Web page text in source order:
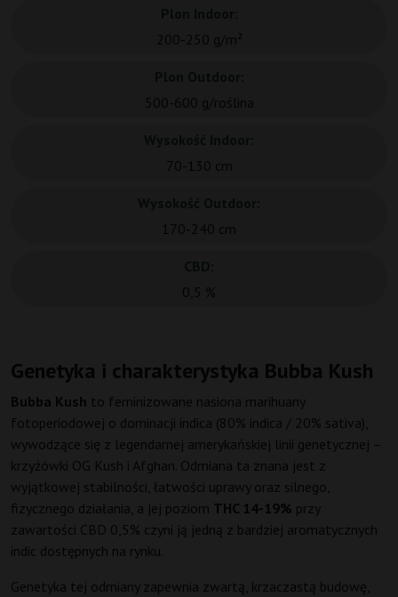
Genetyka i charakterystyka Bubba Kush
Bubba Kush to feminizowane nasiona marihuany
fotoperiodowej o dominacji indica (80% indica / 20% sativa),
wywodzące się z legendarnej amerykańskiej linii genetycznej –
krzyżówki OG Kush i Afghan. Odmiana ta znana jest z
wyjątkowej stabilności, łatwości uprawy oraz silnego,
fizycznego działania, a jej poziom THC 14-19% przy
zawartości CBD 0,5% czyni ją jedną z bardziej aromatycznych
indic dostępnych na rynku.
Genetyka tej odmiany zapewnia zwartą, krzaczastą budowę,